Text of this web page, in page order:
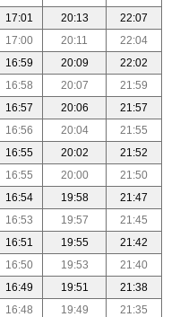
17:01 20:13
22:07
17:00 20:11
22:04
16:59 20:09
22:02
16:58 20:07
21:59
16:57 20:06
21:57
16:56 20:04
21:55
16:55 20:02
21:52
16:55 20:00
21:50
16:54 19:58
21:47
16:53 19:57
21:45
16:51 19:55
21:42
16:50 19:53
21:40
16:49 19:51
21:38
16:48 19:49
21:35